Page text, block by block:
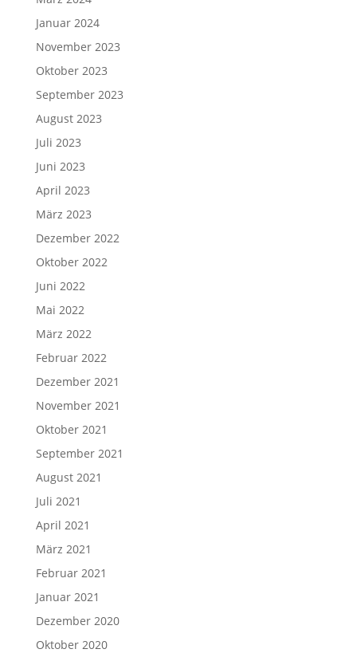
Januar 2024
November 2023
Oktober 2023
September 2023
August 2023
Juli 2023
Juni 2023
April 2023
März 2023
Dezember 2022
Oktober 2022
Juni 2022
Mai 2022
März 2022
Februar 2022
Dezember 2021
November 2021
Oktober 2021
September 2021
August 2021
Juli 2021
April 2021
März 2021
Februar 2021
Januar 2021
Dezember 2020
Oktober 2020